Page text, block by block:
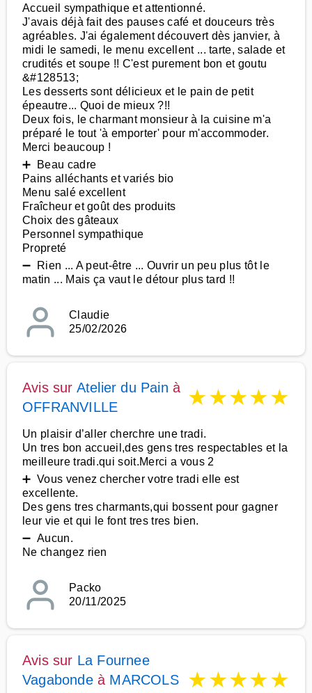
Accueil sympathique et attentionné.
J'avais déjà fait des pauses café et douceurs très
agréables. J'ai également découvert dès janvier, à
midi le samedi, le menu excellent ... tarte, salade et
crudités et soupe !! C'est purement bon et goutu
&#128513;
Les desserts sont délicieux et le pain de petit
épeautre... Quoi de mieux ?!!
Deux fois, le charmant monsieur à la cuisine m'a
préparé le tout 'à emporter' pour m'accommoder.
Merci beaucoup !
➕ Beau cadre
Pains alléchants et variés bio
Menu salé excellent
Fraîcheur et goût des produits
Choix des gâteaux
Personnel sympathique
Propreté
➖ Rien ... A peut-être ... Ouvrir un peu plus tôt le
matin ... Mais ça vaut le détour plus tard !!
Claudie
25/02/2026
Avis sur Atelier du Pain à
OFFRANVILLE
★★★★★
Un plaisir d’aller cherchre une tradi.
Un tres bon accueil,des gens tres respectables et la
meilleure tradi.qui soit.Merci a vous 2
➕ Vous venez chercher votre tradi elle est
excellente.
Des gens tres charmants,qui bossent pour gagner
leur vie et qui le font tres tres bien.
➖ Aucun.
Ne changez rien
Packo
20/11/2025
Avis sur La Fournee
Vagabondeà MARCOLS
★★★★★